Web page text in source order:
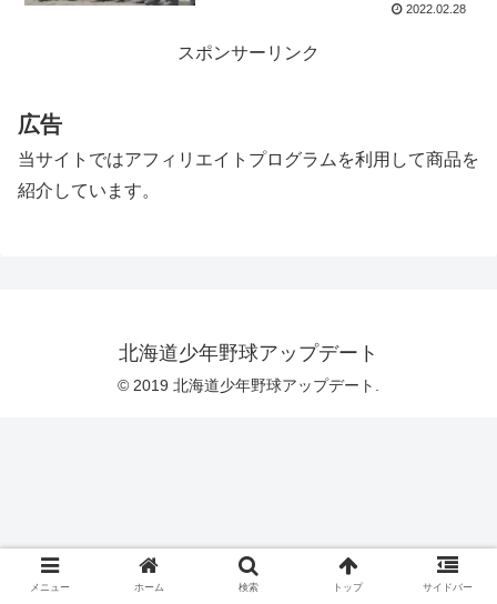
2022.02.28
スポンサーリンク
広告
当サイトではアフィリエイトプログラムを利用して商品を
紹介しています。
北海道少年野球アップデート
© 2019 北海道少年野球アップデート.
メニュー ホーム 検索 トップ サイドバー